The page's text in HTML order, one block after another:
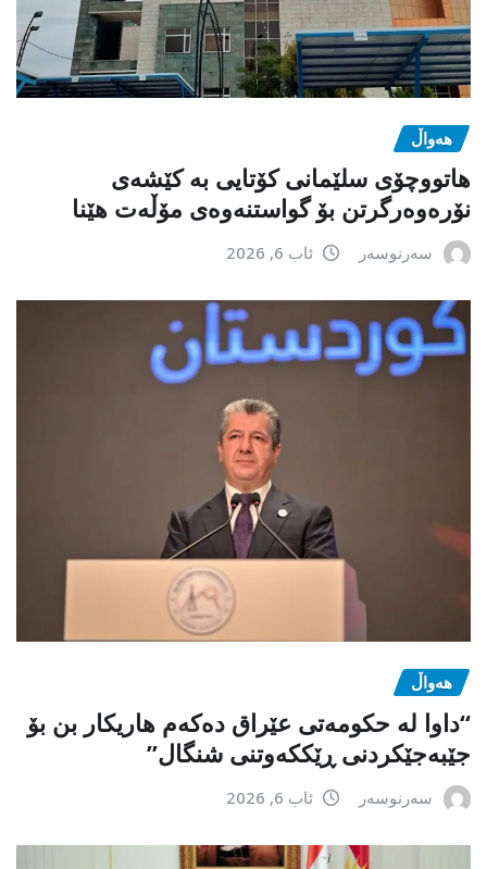
هەواڵ
هاتووچۆی سلێمانی کۆتایی بە کێشەی
نۆرەوەرگرتن بۆ گواستنەوەی مۆڵەت هێنا
سەرنوسەر ئاب 6, 2026
هەواڵ
“داوا لە حكومەتی عێراق دەكەم هاریكار بن بۆ
جێبەجێكردنی ڕێككەوتنی شنگال”
سەرنوسەر ئاب 6, 2026